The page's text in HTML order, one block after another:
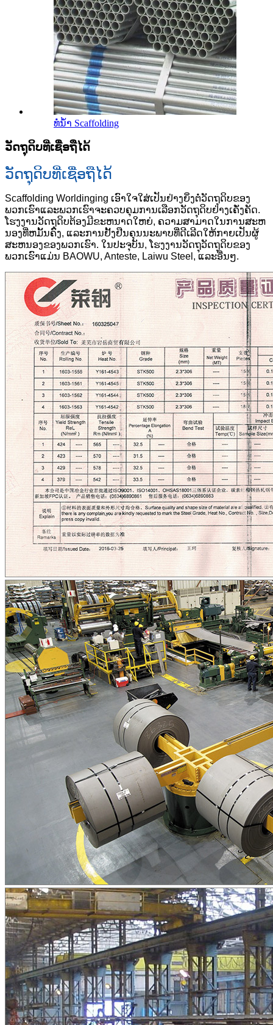
ທໍ່ນ້ໍາ Scaffolding
ວັດຖຸດິບທີ່ເຊື່ອຖືໄດ້
ວັດຖຸດິບທີ່ເຊື່ອຖືໄດ້
Scaffolding Worldinging ເອົາໃຈໃສ່ເປັນຢ່າງຍິ່ງຕໍ່ວັດຖຸດິບຂອງ
ພວກເຮົາແລະພວກເຮົາຈະຄວບຄຸມການເລືອກວັດຖຸດິບຢ່າງເຄັ່ງຄັດ.
ໂຮງງານວັດຖຸດິບຕ້ອງມີຂະຫນາດໃຫຍ່, ຄວາມສາມາດໃນການສະຫ
ນອງທີ່ຫມັ້ນຄົງ, ແລະການຢັ້ງຢືນຄຸນນະພາບທີ່ດີເລີດໃຫ້ກາຍເປັນຜູ້
ສະຫນອງຂອງພວກເຮົາ. ໃນປະຈຸບັນ, ໂຮງງານວັດຖຸວັດຖຸດິບຂອງ
ພວກເຮົາແມ່ນ BAOWU, Anteste, Laiwu Steel, ແລະອື່ນໆ.